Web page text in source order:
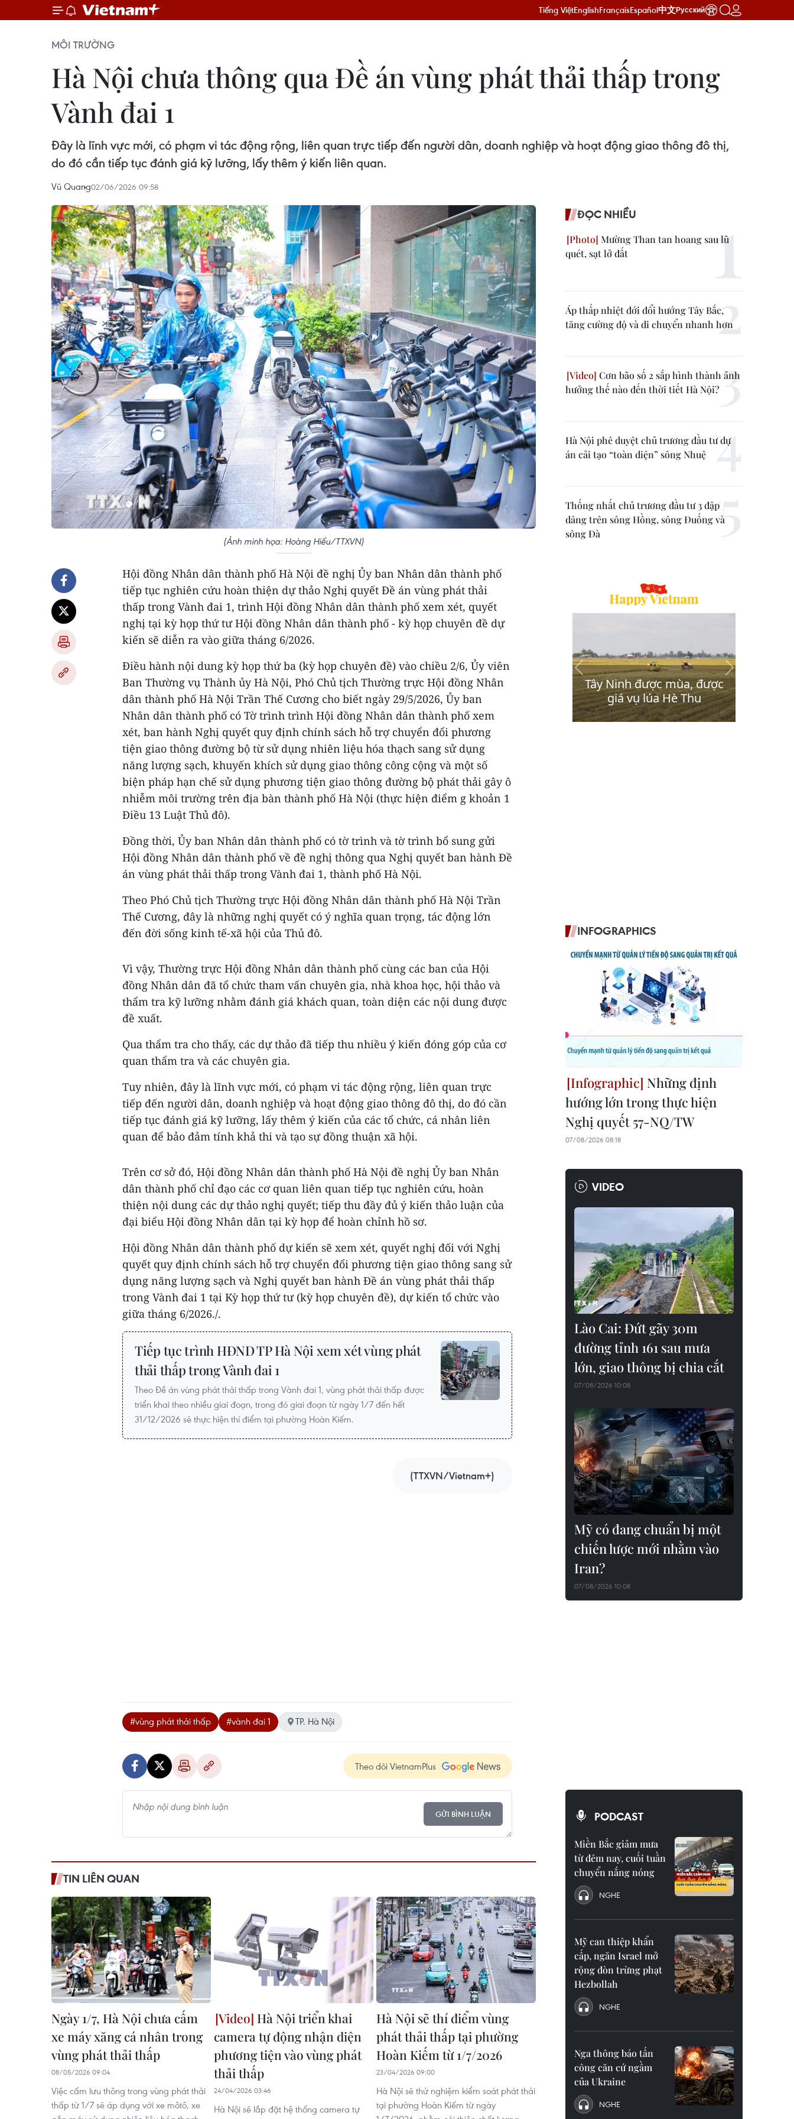
Tiếng ViệtEnglishFrançaisEspañol中文Русский
MÔI TRƯỜNG
Hà Nội chưa thông qua Đề án vùng phát thải thấp trong
Vành đai 1
Đây là lĩnh vực mới, có phạm vi tác động rộng, liên quan trực tiếp đến người dân, doanh nghiệp và hoạt động giao thông đô thị,
do đó cần tiếp tục đánh giá kỹ lưỡng, lấy thêm ý kiến liên quan.
Vũ Quang02/06/2026 09:58
(Ảnh minh họa: Hoàng Hiếu/TTXVN)
Hội đồng Nhân dân thành phố Hà Nội đề nghị Ủy ban Nhân dân thành phố
tiếp tục nghiên cứu hoàn thiện dự thảo Nghị quyết Đề án vùng phát thải
thấp trong Vành đai 1, trình Hội đồng Nhân dân thành phố xem xét, quyết
nghị tại kỳ họp thứ tư Hội đồng Nhân dân thành phố - kỳ họp chuyên đề dự
kiến sẽ diễn ra vào giữa tháng 6/2026.
Điều hành nội dung kỳ họp thứ ba (kỳ họp chuyên đề) vào chiều 2/6, Ủy viên
Ban Thường vụ Thành ủy Hà Nội, Phó Chủ tịch Thường trực Hội đồng Nhân
dân thành phố Hà Nội Trần Thế Cương cho biết ngày 29/5/2026, Ủy ban
Nhân dân thành phố có Tờ trình trình Hội đồng Nhân dân thành phố xem
xét, ban hành Nghị quyết quy định chính sách hỗ trợ chuyển đổi phương
tiện giao thông đường bộ từ sử dụng nhiên liệu hóa thạch sang sử dụng
năng lượng sạch, khuyến khích sử dụng giao thông công cộng và một số
biện pháp hạn chế sử dụng phương tiện giao thông đường bộ phát thải gây ô
nhiễm môi trường trên địa bàn thành phố Hà Nội (thực hiện điểm g khoản 1
Điều 13 Luật Thủ đô).
Đồng thời, Ủy ban Nhân dân thành phố có tờ trình và tờ trình bổ sung gửi
Hội đồng Nhân dân thành phố về đề nghị thông qua Nghị quyết ban hành Đề
án vùng phát thải thấp trong Vành đai 1, thành phố Hà Nội.
Theo Phó Chủ tịch Thường trực Hội đồng Nhân dân thành phố Hà Nội Trần
Thế Cương, đây là những nghị quyết có ý nghĩa quan trọng, tác động lớn
đến đời sống kinh tế-xã hội của Thủ đô.
Vì vậy, Thường trực Hội đồng Nhân dân thành phố cùng các ban của Hội
đồng Nhân dân đã tổ chức tham vấn chuyên gia, nhà khoa học, hội thảo và
thẩm tra kỹ lưỡng nhằm đánh giá khách quan, toàn diện các nội dung được
đề xuất.
Qua thẩm tra cho thấy, các dự thảo đã tiếp thu nhiều ý kiến đóng góp của cơ
quan thẩm tra và các chuyên gia.
Tuy nhiên, đây là lĩnh vực mới, có phạm vi tác động rộng, liên quan trực
tiếp đến người dân, doanh nghiệp và hoạt động giao thông đô thị, do đó cần
tiếp tục đánh giá kỹ lưỡng, lấy thêm ý kiến của các tổ chức, cá nhân liên
quan để bảo đảm tính khả thi và tạo sự đồng thuận xã hội.
Trên cơ sở đó, Hội đồng Nhân dân thành phố Hà Nội đề nghị Ủy ban Nhân
dân thành phố chỉ đạo các cơ quan liên quan tiếp tục nghiên cứu, hoàn
thiện nội dung các dự thảo nghị quyết; tiếp thu đầy đủ ý kiến thảo luận của
đại biểu Hội đồng Nhân dân tại kỳ họp để hoàn chỉnh hồ sơ.
Hội đồng Nhân dân thành phố dự kiến sẽ xem xét, quyết nghị đối với Nghị
quyết quy định chính sách hỗ trợ chuyển đổi phương tiện giao thông sang sử
dụng năng lượng sạch và Nghị quyết ban hành Đề án vùng phát thải thấp
trong Vành đai 1 tại Kỳ họp thứ tư (kỳ họp chuyên đề), dự kiến tổ chức vào
giữa tháng 6/2026./.
Tiếp tục trình HĐND TP Hà Nội xem xét vùng phát
thải thấp trong Vành đai 1
Theo Đề án vùng phát thải thấp trong Vành đai 1, vùng phát thải thấp được
triển khai theo nhiều giai đoạn, trong đó giai đoạn từ ngày 1/7 đến hết
31/12/2026 sẽ thực hiện thí điểm tại phường Hoàn Kiếm.
(TTXVN/Vietnam+)
#vùng phát thải thấp #vành đai 1 TP. Hà Nội
Theo dõi VietnamPlus
GỬI BÌNH LUẬN
TIN LIÊN QUAN
Ngày 1/7, Hà Nội chưa cấm
xe máy xăng cá nhân trong
vùng phát thải thấp
08/05/2026 09:04
Việc cấm lưu thông trong vùng phát thải
thấp từ 1/7 sẽ áp dụng với xe môtô, xe
Hà Nội triển khai
camera tự động nhận diện
phương tiện vào vùng phát
thải thấp
24/04/2026 03:46
Hà Nội sẽ lắp đặt hệ thống camera tự
Hà Nội sẽ thí điểm vùng
phát thải thấp tại phường
Hoàn Kiếm từ 1/7/2026
23/04/2026 09:00
Hà Nội sẽ thử nghiệm kiểm soát phát thải
tại phường Hoàn Kiếm từ ngày
ĐỌC NHIỀU
Mường Than tan hoang sau lũ
quét, sạt lở đất
Áp thấp nhiệt đới đổi hướng Tây Bắc,
tăng cường độ và di chuyển nhanh hơn
Cơn bão số 2 sắp hình thành ảnh
hưởng thế nào đến thời tiết Hà Nội?
Hà Nội phê duyệt chủ trương đầu tư dự
án cải tạo “toàn diện” sông Nhuệ
Thống nhất chủ trương đầu tư 3 đập
dâng trên sông Hồng, sông Đuống và
sông Đà
INFOGRAPHICS
Những định
hướng lớn trong thực hiện
Nghị quyết 57-NQ/TW
07/08/2026 08:18
VIDEO
Lào Cai: Đứt gãy 30m
đường tỉnh 161 sau mưa
lớn, giao thông bị chia cắt
07/08/2026 10:08
Mỹ có đang chuẩn bị một
chiến lược mới nhằm vào
Iran?
07/08/2026 10:08
PODCAST
Miền Bắc giảm mưa
từ đêm nay, cuối tuần
chuyển nắng nóng
NGHE
Mỹ can thiệp khẩn
cấp, ngăn Israel mở
rộng đòn trừng phạt
Hezbollah
NGHE
Nga thông báo tấn
công căn cứ ngầm
của Ukraine
NGHE